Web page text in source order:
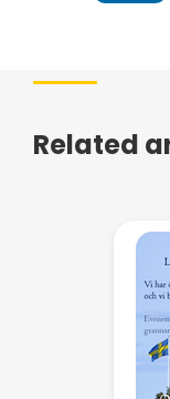
Related